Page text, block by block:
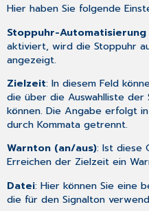
Hier haben Sie folgende
Stoppuhr-
aktiviert, wird die Stoppuhr
angezeigt.
Zielzeit: In diesem Feld
die über die Auswahlliste
können. Die Angabe erfolgt
durch Kommata getrennt.
Warnton (an/aus): Ist diese
Erreichen der Zielzeit ein
Datei: Hier können Sie eine
die für den Signalton